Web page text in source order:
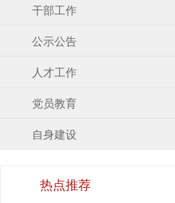
干部工作
公示公告
人才工作
党员教育
自身建设
热点推荐